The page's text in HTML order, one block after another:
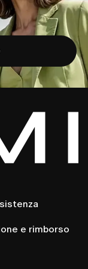
.
app.co.
e rimborso